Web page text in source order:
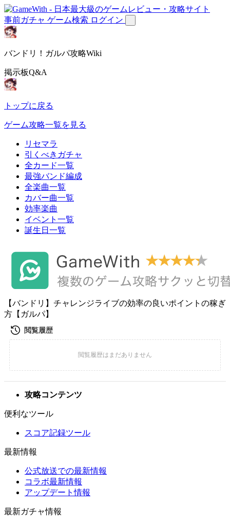
事前ガチャ ゲーム検索 ログイン
バンドリ！ガルパ攻略Wiki
掲示板Q&A
トップに戻る
ゲーム攻略一覧を見る
リセマラ
引くべきガチャ
全カード一覧
最強バンド編成
全楽曲一覧
カバー曲一覧
効率楽曲
イベント一覧
誕生日一覧
【バンドリ】チャレンジライブの効率の良いポイントの稼ぎ
方【ガルパ】
攻略コンテンツ
便利なツール
スコア記録ツール
最新情報
公式放送での最新情報
コラボ最新情報
アップデート情報
最新ガチャ情報